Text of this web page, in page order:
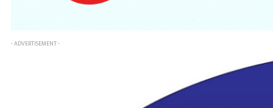
- ADVERTISEMENT -